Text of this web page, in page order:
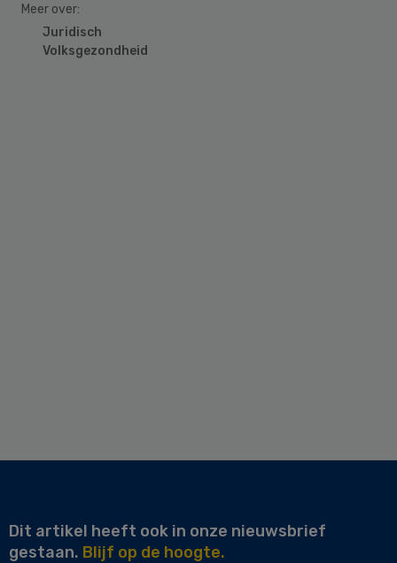
Meer over:
Juridisch
Volksgezondheid
Dit artikel heeft ook in onze nieuwsbrief
gestaan. Blijf op de hoogte.